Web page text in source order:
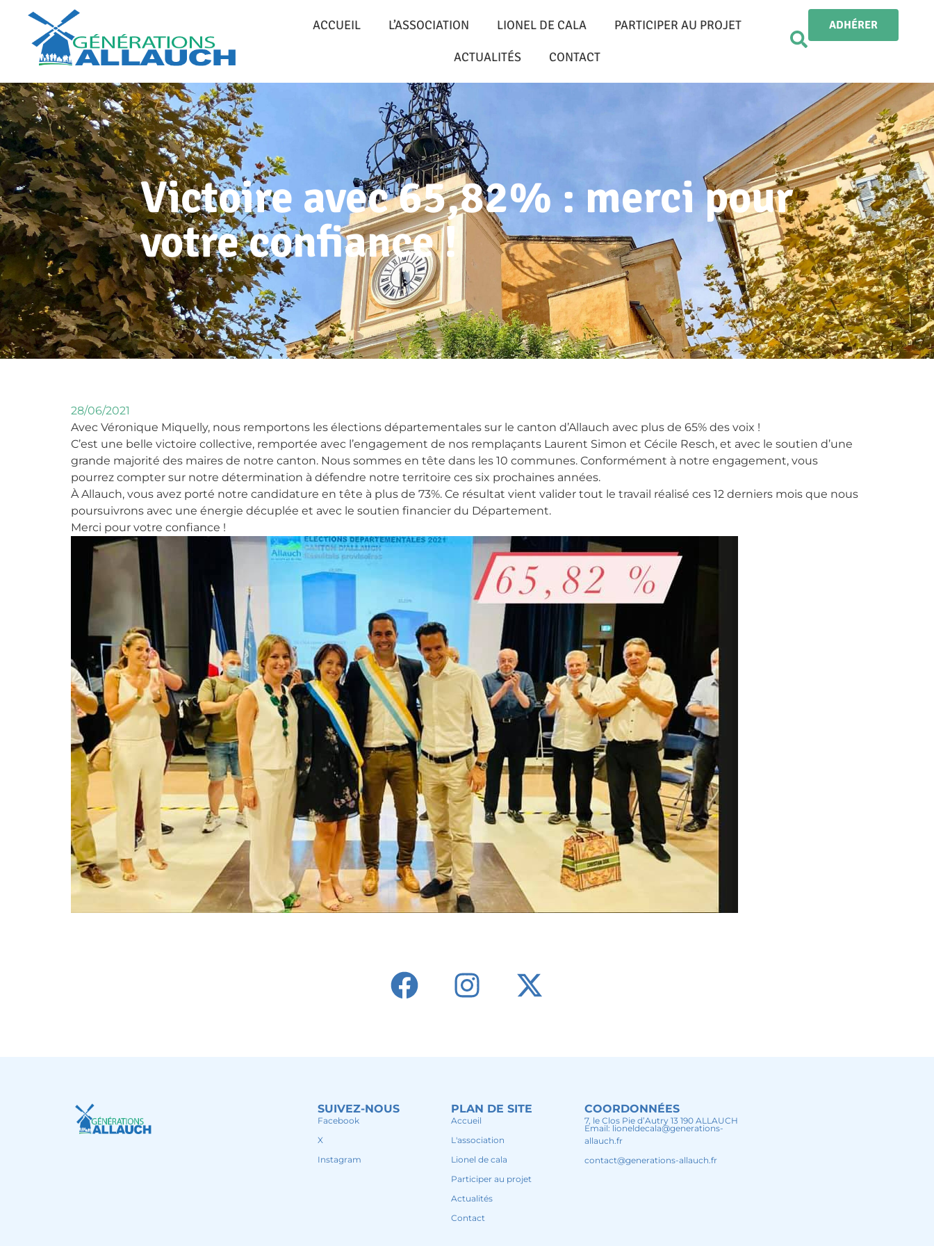
ACCUEIL L’ASSOCIATION LIONEL DE CALA PARTICIPER AU PROJET
ACTUALITÉS CONTACT
ADHÉRER
Victoire avec 65,82% : merci pour
votre confiance !
28/06/2021
Avec Véronique Miquelly, nous remportons les élections départementales sur le canton d’Allauch avec plus de 65% des voix !
C’est une belle victoire collective, remportée avec l’engagement de nos remplaçants Laurent Simon et Cécile Resch, et avec le soutien d’une
grande majorité des maires de notre canton. Nous sommes en tête dans les 10 communes. Conformément à notre engagement, vous
pourrez compter sur notre détermination à défendre notre territoire ces six prochaines années.
À Allauch, vous avez porté notre candidature en tête à plus de 73%. Ce résultat vient valider tout le travail réalisé ces 12 derniers mois que nous
poursuivrons avec une énergie décuplée et avec le soutien financier du Département.
Merci pour votre confiance !
SUIVEZ-NOUS
Facebook
X
Instagram
PLAN DE SITE
Accueil
L'association
Lionel de cala
Participer au projet
Actualités
Contact
COORDONNÉES
7, le Clos Pie d’Autry 13 190 ALLAUCH
Email: lioneldecala@generations-
allauch.fr
contact@generations-allauch.fr